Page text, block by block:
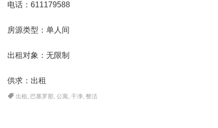
电话：611179588
房源类型：单人间
出租对象：无限制
供求：出租
出租 , 巴塞罗那,公寓,干净,整洁